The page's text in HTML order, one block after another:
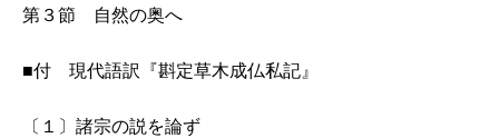
第３節 自然の奥へ
■付 現代語訳『斟定草木成仏私記』
〔１〕諸宗の説を論ず